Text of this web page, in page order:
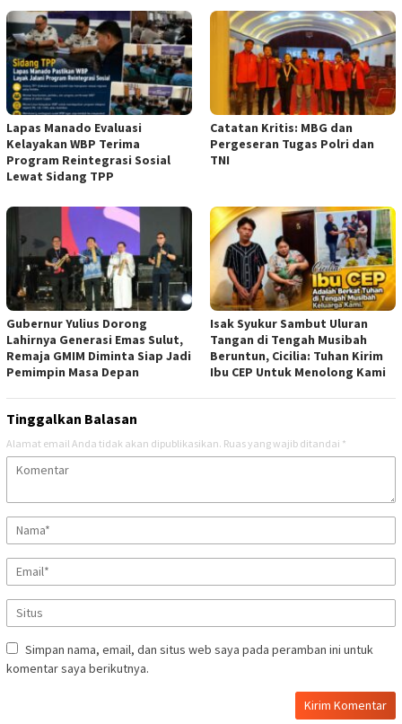
Lapas Manado Evaluasi
Kelayakan WBP Terima
Program Reintegrasi Sosial
Lewat Sidang TPP
Catatan Kritis: MBG dan
Pergeseran Tugas Polri dan
TNI
Gubernur Yulius Dorong
Lahirnya Generasi Emas Sulut,
Remaja GMIM Diminta Siap Jadi
Pemimpin Masa Depan
Isak Syukur Sambut Uluran
Tangan di Tengah Musibah
Beruntun, Cicilia: Tuhan Kirim
Ibu CEP Untuk Menolong Kami
Tinggalkan Balasan
Alamat email Anda tidak akan dipublikasikan. Ruas yang wajib ditandai *
Simpan nama, email, dan situs web saya pada peramban ini untuk
komentar saya berikutnya.